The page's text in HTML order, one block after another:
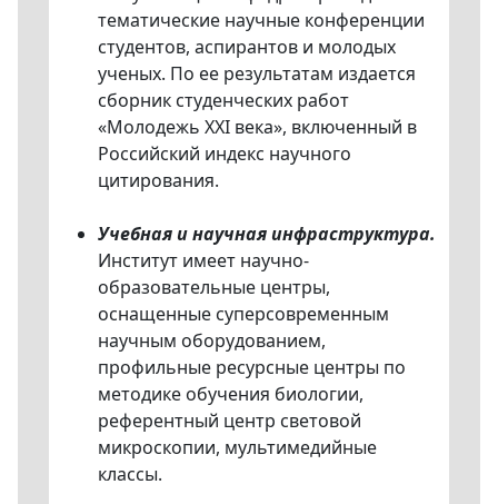
тематические научные конференции
студентов, аспирантов и молодых
ученых. По ее результатам издается
сборник студенческих работ
«Молодежь XXI века», включенный в
Российский индекс научного
цитирования.
Учебная и научная инфраструктура.
Институт имеет научно-
образовательные центры,
оснащенные суперсовременным
научным оборудованием,
профильные ресурсные центры по
методике обучения биологии,
референтный центр световой
микроскопии, мультимедийные
классы.